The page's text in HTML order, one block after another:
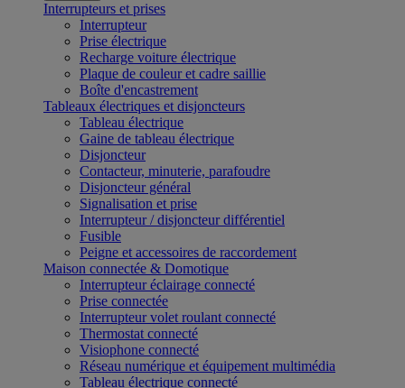
Interrupteurs et prises
Interrupteur
Prise électrique
Recharge voiture électrique
Plaque de couleur et cadre saillie
Boîte d'encastrement
Tableaux électriques et disjoncteurs
Tableau électrique
Gaine de tableau électrique
Disjoncteur
Contacteur, minuterie, parafoudre
Disjoncteur général
Signalisation et prise
Interrupteur / disjoncteur différentiel
Fusible
Peigne et accessoires de raccordement
Maison connectée & Domotique
Interrupteur éclairage connecté
Prise connectée
Interrupteur volet roulant connecté
Thermostat connecté
Visiophone connecté
Réseau numérique et équipement multimédia
Tableau électrique connecté